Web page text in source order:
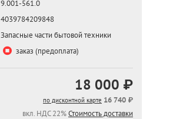
9.001-561.0
4039784209848
Запасные части бытовой техники
заказ (предоплата)
18 000 ₽
по дисконтной карте 16 740 ₽
вкл. НДС 22%Стоимость доставки